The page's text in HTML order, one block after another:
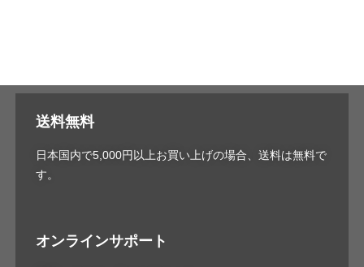
送料無料
日本国内で5,000円以上お買い上げの場合、送料は無料で
す。
オンラインサポート